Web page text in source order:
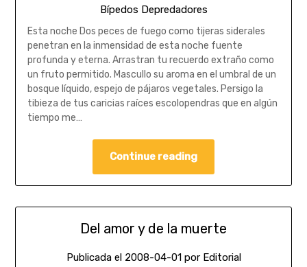
Bípedos Depredadores
Esta noche Dos peces de fuego como tijeras siderales
penetran en la inmensidad de esta noche fuente
profunda y eterna. Arrastran tu recuerdo extraño como
un fruto permitido. Mascullo su aroma en el umbral de un
bosque líquido, espejo de pájaros vegetales. Persigo la
tibieza de tus caricias raíces escolopendras que en algún
tiempo me…
Continue reading
Del amor y de la muerte
Publicada el 2008-04-01por Editorial